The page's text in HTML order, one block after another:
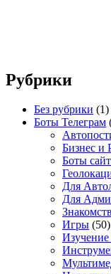
Рубрики
Без рубрики (1)
Боты Телеграм
Бизнес и
Боты
Для
Для
Игры (50)